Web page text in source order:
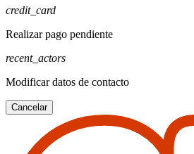
credit_card
Realizar pago pendiente
recent_actors
Modificar datos de contacto
Cancelar